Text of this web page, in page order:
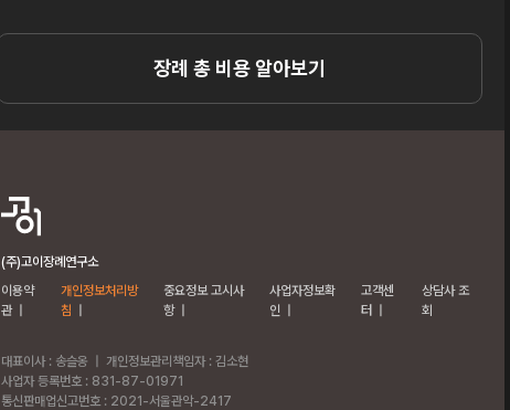
장례 총 비용 알아보기
(주)고이장례연구소
이용약
관
개인정보처리방
침
중요정보 고시사
항
사업자정보확
인
고객센
터
상담사 조
회
대표이사 : 송슬옹
개인정보관리책임자 : 김소현
사업자 등록번호 : 831-87-01971
통신판매업신고번호 : 2021-서울관악-2417